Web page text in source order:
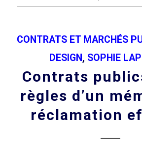
CONTRATS ET MARCHÉS
DESIGN, SOPHIE
Contrats
règles d’un
réclamation